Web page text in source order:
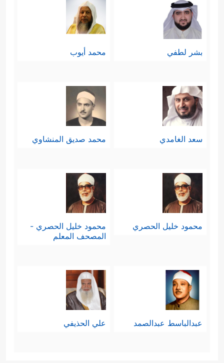
بشر لطفي محمد أيوب
سعد الغامدي محمد صديق المنشاوي
محمود خليل الحصري
محمود خليل الحصري -
المصحف المعلم
عبدالباسط عبدالصمد علي الحذيفي